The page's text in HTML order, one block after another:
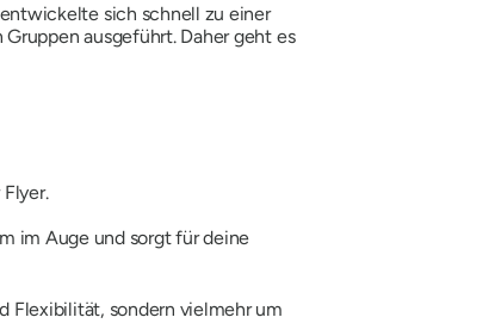
sich schnell zu einer
ausgeführt. Daher geht es
im Auge und sorgt für deine
Flexibilität, sondern vielmehr um